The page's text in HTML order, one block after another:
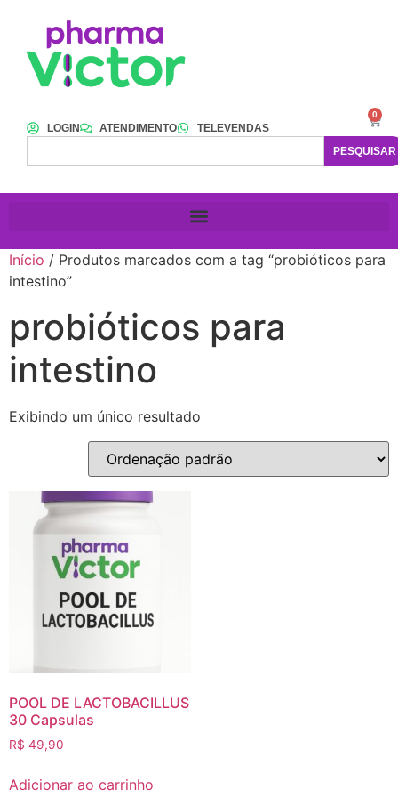
LOGIN ATENDIMENTO
TELEVENDAS
PESQUISAR
0
Início / Produtos marcados com a tag “probióticos para
intestino”
probióticos para
intestino
Exibindo um único resultado
POOL DE LACTOBACILLUS
30 Capsulas
R$ 49,90
Adicionar ao carrinho